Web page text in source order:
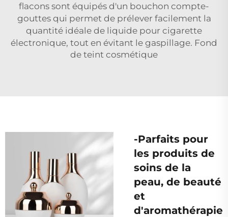
flacons sont équipés d'un bouchon compte-
gouttes qui permet de prélever facilement la
quantité idéale de liquide pour cigarette
électronique, tout en évitant le gaspillage. Fond
de teint cosmétique
-Parfaits pour
les produits de
soins de la
peau, de beauté
et
d'aromathérapie